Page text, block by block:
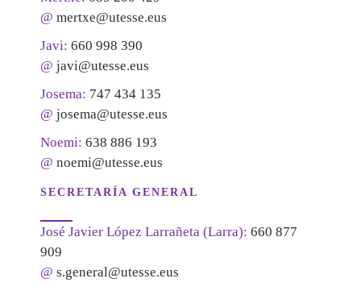
@ mertxe@utesse.eus
Javi: 660 998 390
@ javi@utesse.eus
Josema: 747 434 135
@ josema@utesse.eus
Noemi: 638 886 193
@ noemi@utesse.eus
SECRETARÍA GENERAL
José Javier López Larrañeta (Larra): 660 877
909
@ s.general@utesse.eus